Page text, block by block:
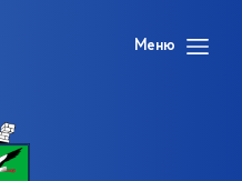
Меню